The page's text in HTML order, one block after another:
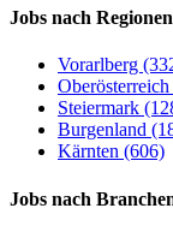
Jobs nach Regionen
Vorarlberg
Steiermark
Burgenland
Kärnten (606)
Jobs nach